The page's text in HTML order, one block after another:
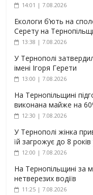
14:01 | 7.08.2026
Екологи б’ють на
Серету на
13:38 | 7.08.2026
У Тернополі
імені Ігоря Герети
13:00 | 7.08.2026
На Тернопільщині
виконана майже на
12:30 | 7.08.2026
У Тернополі жінка
їй загрожує до 8 років
12:00 | 7.08.2026
На Тернопільщині за
нетверезих водіїв
11:25 | 7.08.2026